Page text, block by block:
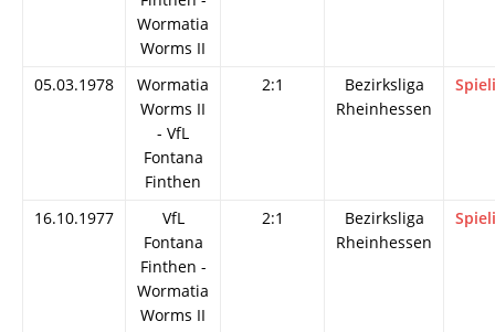
Wormatia
Worms II
05.03.1978
Wormatia
Worms II
- VfL
Fontana
Finthen
2:1
Bezirksliga
Rheinhessen
16.10.1977
VfL
Fontana
Finthen -
Wormatia
Worms II
2:1
Bezirksliga
Rheinhessen